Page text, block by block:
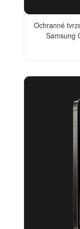
Ochranné
Samsung